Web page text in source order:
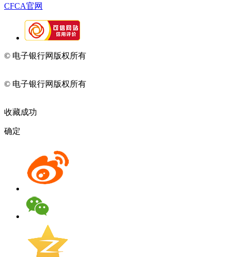
CFCA官网
© 电子银行网版权所有
© 电子银行网版权所有
收藏成功
确定